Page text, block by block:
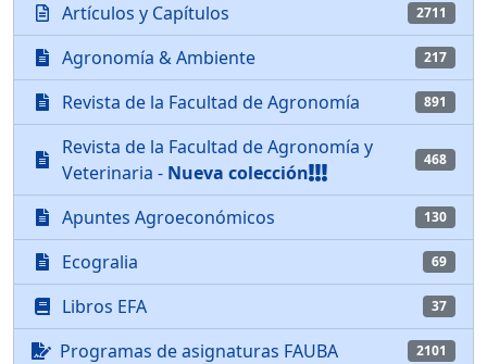
Artículos y Capítulos 2711
Agronomía & Ambiente 217
Revista de la Facultad de Agronomía 891
Revista de la Facultad de Agronomía y
Veterinaria - Nueva colección
468
Apuntes Agroeconómicos 130
Ecogralia 69
Libros EFA 37
Programas de asignaturas FAUBA 2101